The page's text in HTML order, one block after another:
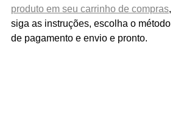
produto em seu carrinho de compras,
siga as instruções, escolha o método
de pagamento e envio e pronto.